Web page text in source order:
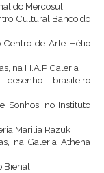
do Mercosul
Cultural Banco do
de Arte Hélio
na H.A.P Galeria
brasileiro
Sonhos, no Instituto
Marilia Razuk
na Galeria Athena
Bienal